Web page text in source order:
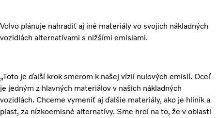
Volvo plánuje nahradiť aj iné materiály vo svojich nákladných
vozidlách alternatívami s nižšími emisiami.
„Toto je ďalší krok smerom k našej vízií nulových emisií. Oceľ
je jedným z hlavných materiálov v našich nákladných
vozidlách. Chceme vymeniť aj ďalšie materiály, ako je hliník a
plast, za nízkoemisné alternatívy. Sme hrdí na to, že v oblasti